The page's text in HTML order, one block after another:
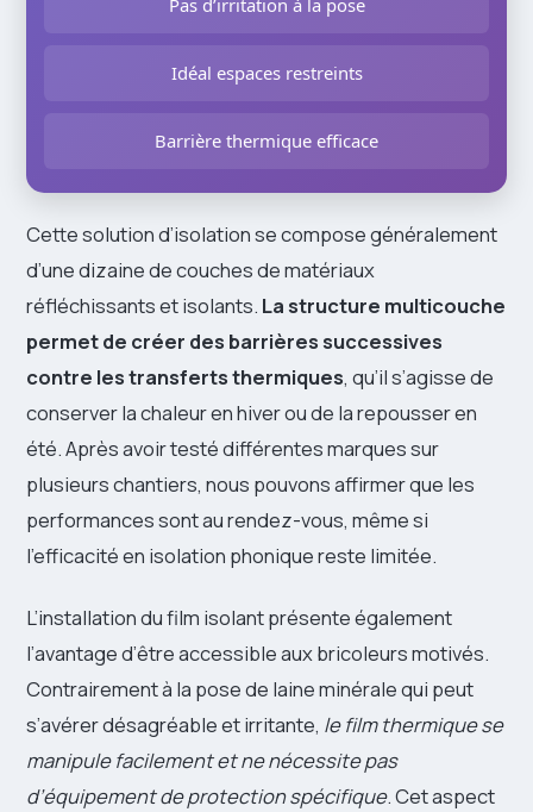
Pas d’irritation à la pose
Idéal espaces restreints
Barrière thermique efficace
Cette solution d’isolation se compose généralement
d’une dizaine de couches de matériaux
réfléchissants et isolants. La structure multicouche
permet de créer des barrières successives
contre les transferts thermiques, qu’il s’agisse de
conserver la chaleur en hiver ou de la repousser en
été. Après avoir testé différentes marques sur
plusieurs chantiers, nous pouvons affirmer que les
performances sont au rendez-vous, même si
l’efficacité en isolation phonique reste limitée.
L’installation du film isolant présente également
l’avantage d’être accessible aux bricoleurs motivés.
Contrairement à la pose de laine minérale qui peut
s’avérer désagréable et irritante, le film thermique se
manipule facilement et ne nécessite pas
d’équipement de protection spécifique. Cet aspect